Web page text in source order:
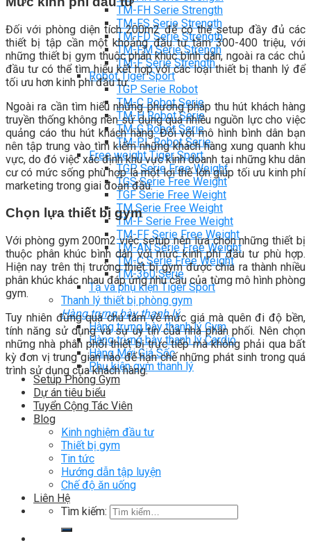
TM-FH Serie Strength
TM-FS Serie Strength
TM-FD Serie Strength
TM-FM Serie Strengh
TM-F Serie Strength
Robot Tiger Sport
TGP Serie Robot
TM-C Robot Serie
TM-H Robot Serie
TM-G Robot Serie
TM-PL Robot Serie
Free weight Tiger Sport
TGP Serie Free Weight
TGS Serie Free Weight
TGF Serie Free Weight
TM Serie Free Weight
TM-F Serie Free Weight
TM-FF Serie Free Weight
TM-AN Serie Free Weight
TM-C Serie Free Weight
TM-360 Serie
Tạ và phụ kiện Tiger Sport
Thanh lý thiết bị phòng gym
Hàng trưng bày thanh lý
Hàng trưng bày thanh lý Gym
Hàng trưng bày thanh lý Cardio
Hàng Mới Giá Sốc
Phụ kiện gym thanh lý
Setup Phòng Gym
Dự án tiêu biểu
Tuyển Cộng Tác Viên
Blog
Kinh nghiệm đầu tư
Thiết bị gym
Tin tức
Hướng dẫn tập luyện
Chế độ ăn uống
Liên Hệ
Tìm kiếm:
Đối với phòng diện tích 200m2 để có thể setup đầy đủ các
thiết bị tập cần một khoảng đầu tư tầm 300-400 triệu, với
những thiết bị gym thuộc phân khúc bình dân, ngoài ra các chủ
đầu tư có thể tìm hiểu kết hợp với các loại thiết bị thanh lý để
tối ưu hơn kinh phí đầu tư.
Ngoài ra cần tìm hiểu những phương pháp thu hút khách hàng
truyền thống không nên sử dụng quá nhiều nguồn lực cho việc
quảng cáo thu hút khách hàng. Đối với mô hình bình dân bạn
nên tập trung vào tìm kiếm những khách hàng xung quanh khu
vực, do đó việc xác định khu vực kinh doanh tại những khu dân
cư có mức sống phù hợp là một lợi thế lớn giúp tối ưu kinh phí
marketing trong giai đoạn đầu.
Chọn lựa thiết bị gym
Với phòng gym 200m2 việc setup nên lựa chọn những thiết bị
thuộc phân khúc bình dân với mức kinh phí đầu tư phù hợp.
Hiện nay trên thị trường thiết bị gym được chia ra thành nhiều
phân khúc khác nhau đáp ứng nhu cầu của từng mô hình phòng
gym.
Tuy nhiên đừng quá chú tâm về mức giá mà quên đi độ bền,
tính năng sử dụng và sự uy tín của nhà phân phối. Nên chọn
những nhà phân phối thiết bị trực tiếp mà không phải qua bất
kỳ đơn vị trung gian nào để hạn chế những phát sinh trong quá
trình sử dụng của khách hàng.